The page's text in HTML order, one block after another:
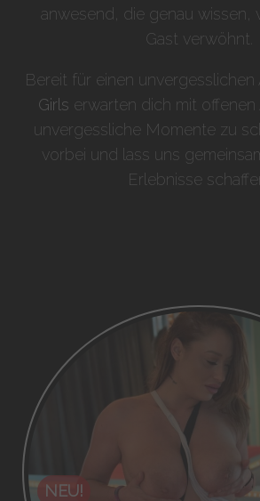
anwesend, die genau wissen,
Gast verwöhnt.
Bereit für einen unvergesslichen
Girls erwarten dich mit offenen
unvergessliche Momente zu
vorbei und lass uns
Erlebnisse
NEU!